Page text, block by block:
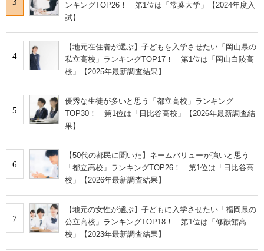
ンキングTOP26！ 第1位は「常葉大学」【2024年度入
試】
4
【地元在住者が選ぶ】子どもを入学させたい「岡山県の
私立高校」ランキングTOP17！ 第1位は「岡山白陵高
校」【2025年最新調査結果】
5
優秀な生徒が多いと思う「都立高校」ランキング
TOP30！ 第1位は「日比谷高校」【2026年最新調査結
果】
6
【50代の都民に聞いた】ネームバリューが強いと思う
「都立高校」ランキングTOP26！ 第1位は「日比谷高
校」【2026年最新調査結果】
7
【地元の女性が選ぶ】子どもに入学させたい「福岡県の
公立高校」ランキングTOP18！ 第1位は「修猷館高
校」【2023年最新調査結果】